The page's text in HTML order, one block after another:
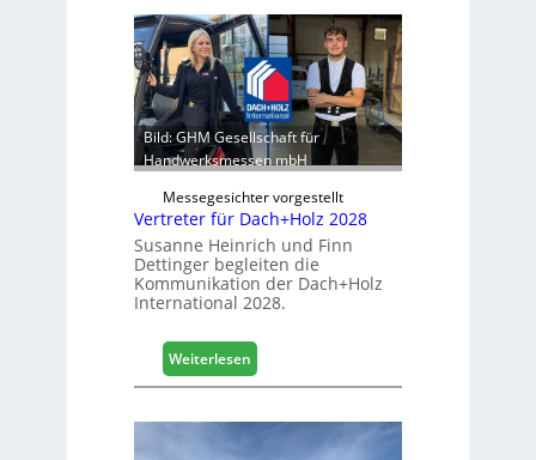
i
k
b
e
r
e
i
c
h
g
e
r
S
t
a
b
i
l
e
s
G
e
s
c
h
f
Bild: GHM Gesellschaft für
Handwerksmessen mbH
Messegesichter vorgestellt
Vertreter für Dach+Holz 2028
Susanne Heinrich und Finn
Dettinger begleiten die
Kommunikation der Dach+Holz
International 2028.
Weiterlesen:
V
r